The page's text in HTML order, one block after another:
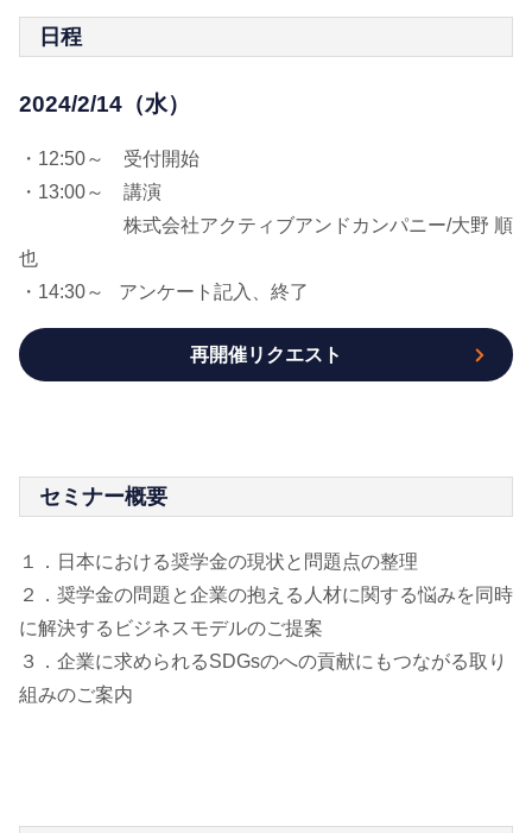
日程
2024/2/14（水）
・12:50～ 受付開始
・13:00～ 講演
株式会社アクティブアンドカンパニー/大野 順
也
・14:30～ アンケート記入、終了
再開催リクエスト
セミナー概要
１．日本における奨学金の現状と問題点の整理
２．奨学金の問題と企業の抱える人材に関する悩みを同時
に解決するビジネスモデルのご提案
３．企業に求められるSDGsのへの貢献にもつながる取り
組みのご案内